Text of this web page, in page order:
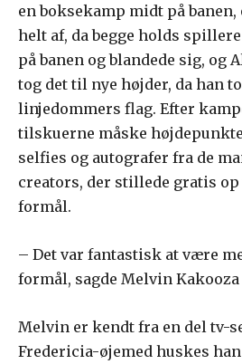
en boksekamp midt på
helt af, da begge holds
på banen og blandede sig, og
tog det til nye højder, da han
linjedommers flag. Efter
tilskuerne måske
selfies og autografer fra de
creators, der stillede gratis
formål.
– Det var fantastisk at være
formål, sagde Melvin
Melvin er kendt fra en del tv-
Fredericia-øjemed huskes